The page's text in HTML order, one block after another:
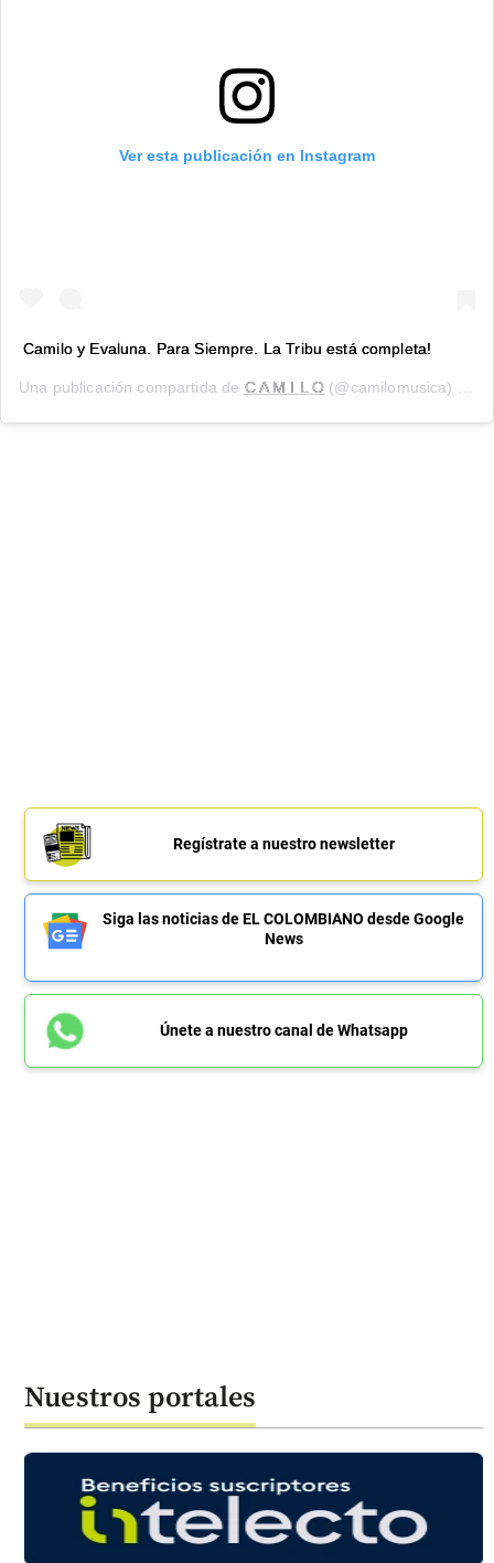
Ver esta publicación en Instagram
Camilo y Evaluna. Para Siempre. La Tribu está completa!
Una publicación compartida de C A M I L O (@camilomusica) el
Regístrate a nuestro newsletter
Siga las noticias de EL COLOMBIANO desde Google
News
Únete a nuestro canal de Whatsapp
Nuestros portales